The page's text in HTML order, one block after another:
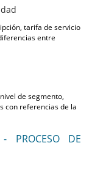
tarifa de servicio
entre
de segmento,
con referencias de la
- PROCESO DE